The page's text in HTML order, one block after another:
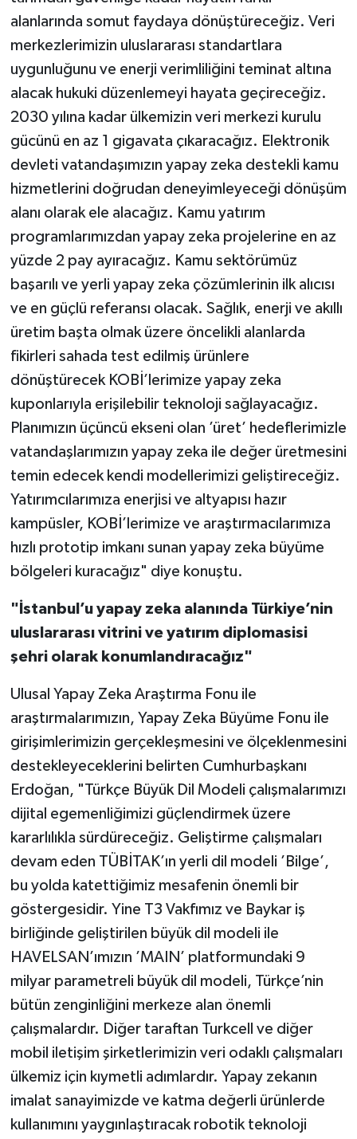
alanlarında somut faydaya dönüştüreceğiz. Veri
merkezlerimizin uluslararası standartlara
uygunluğunu ve enerji verimliliğini teminat altına
alacak hukuki düzenlemeyi hayata geçireceğiz.
2030 yılına kadar ülkemizin veri merkezi kurulu
gücünü en az 1 gigavata çıkaracağız. Elektronik
devleti vatandaşımızın yapay zeka destekli kamu
hizmetlerini doğrudan deneyimleyeceği dönüşüm
alanı olarak ele alacağız. Kamu yatırım
programlarımızdan yapay zeka projelerine en az
yüzde 2 pay ayıracağız. Kamu sektörümüz
başarılı ve yerli yapay zeka çözümlerinin ilk alıcısı
ve en güçlü referansı olacak. Sağlık, enerji ve akıllı
üretim başta olmak üzere öncelikli alanlarda
fikirleri sahada test edilmiş ürünlere
dönüştürecek KOBİ’lerimize yapay zeka
kuponlarıyla erişilebilir teknoloji sağlayacağız.
Planımızın üçüncü ekseni olan ’üret’ hedeflerimizle
vatandaşlarımızın yapay zeka ile değer üretmesini
temin edecek kendi modellerimizi geliştireceğiz.
Yatırımcılarımıza enerjisi ve altyapısı hazır
kampüsler, KOBİ’lerimize ve araştırmacılarımıza
hızlı prototip imkanı sunan yapay zeka büyüme
bölgeleri kuracağız" diye konuştu.
"İstanbul’u yapay zeka alanında Türkiye’nin
uluslararası vitrini ve yatırım diplomasisi
şehri olarak konumlandıracağız"
Ulusal Yapay Zeka Araştırma Fonu ile
araştırmalarımızın, Yapay Zeka Büyüme Fonu ile
girişimlerimizin gerçekleşmesini ve ölçeklenmesini
destekleyeceklerini belirten Cumhurbaşkanı
Erdoğan, "Türkçe Büyük Dil Modeli çalışmalarımızı
dijital egemenliğimizi güçlendirmek üzere
kararlılıkla sürdüreceğiz. Geliştirme çalışmaları
devam eden TÜBİTAK’ın yerli dil modeli ’Bilge’,
bu yolda katettiğimiz mesafenin önemli bir
göstergesidir. Yine T3 Vakfımız ve Baykar iş
birliğinde geliştirilen büyük dil modeli ile
HAVELSAN’ımızın ’MAIN’ platformundaki 9
milyar parametreli büyük dil modeli, Türkçe’nin
bütün zenginliğini merkeze alan önemli
çalışmalardır. Diğer taraftan Turkcell ve diğer
mobil iletişim şirketlerimizin veri odaklı çalışmaları
ülkemiz için kıymetli adımlardır. Yapay zekanın
imalat sanayimizde ve katma değerli ürünlerde
kullanımını yaygınlaştıracak robotik teknoloji